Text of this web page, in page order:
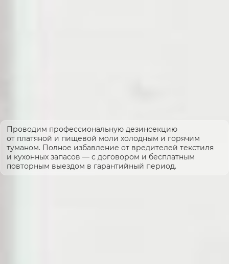
Проводим профессиональную дезинсекцию
от платяной и пищевой моли холодным и горячим
туманом. Полное избавление от вредителей текстиля
и кухонных запасов — с договором и бесплатным
повторным выездом в гарантийный период.